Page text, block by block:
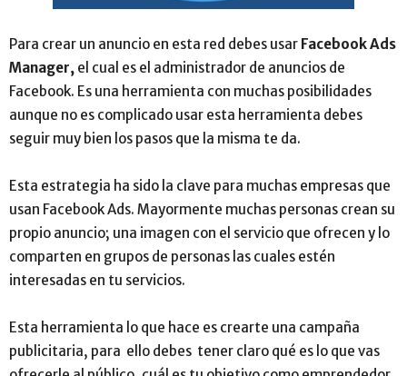
Para crear un anuncio en esta red debes usar Facebook Ads
Manager, el cual es el administrador de anuncios de
Facebook. Es una herramienta con muchas posibilidades
aunque no es complicado usar esta herramienta debes
seguir muy bien los pasos que la misma te da.
Esta estrategia ha sido la clave para muchas empresas que
usan Facebook Ads. Mayormente muchas personas crean su
propio anuncio; una imagen con el servicio que ofrecen y lo
comparten en grupos de personas las cuales estén
interesadas en tu servicios.
Esta herramienta lo que hace es crearte una campaña
publicitaria, para ello debes tener claro qué es lo que vas